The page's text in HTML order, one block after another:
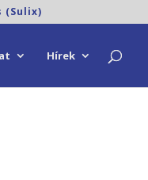
(Sulix)
Hírek